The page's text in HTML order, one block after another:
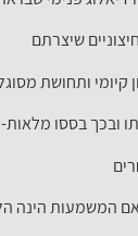
שיצרתם
קיומי ותחושת
ובכך בססו
המשמעות הינה